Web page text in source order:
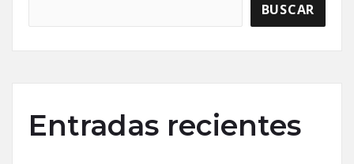
BUSCAR
Entradas recientes